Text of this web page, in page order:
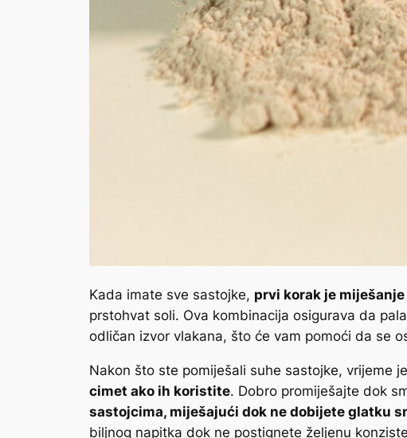
Kada imate sve sastojke, prvi korak je
prstohvat soli. Ova kombinacija osigurava da
odličan izvor vlakana, što će vam pomoći da se
Nakon što ste pomiješali suhe sastojke, vrijeme
cimet ako ih koristite. Dobro promiješajte dok
sastojcima, miješajući dok ne dobijete glatku
biljnog napitka dok ne postignete željenu